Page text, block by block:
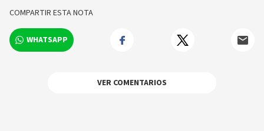
estatuto real que garantiza dicha
independencia. La BBC cuenta con una red de
más de 250 corresponsales en territorio
británico y más de 100 ciudades capitales de
todo el mundo.
COMPARTIR ESTA NOTA
WHATSAPP
VER COMENTARIOS